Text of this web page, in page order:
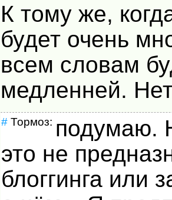
К тому же,
будет очень
всем словам
медленней.
# Тормоз: подумаю.
это не
блоггинга или